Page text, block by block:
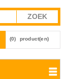
(0) product(en)